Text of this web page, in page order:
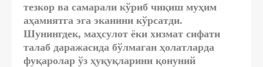
тезкор ва самарали кўриб чиқиш муҳим
аҳамиятга эга эканини кўрсатди.
Шунингдек, маҳсулот ёки хизмат сифати
талаб даражасида бўлмаган ҳолатларда
фуқаролар ўз ҳуқуқларини қонуний